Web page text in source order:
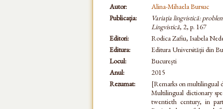
Autor:
Alina-Mihaela Bursuc
Publicația:
Variația lingvistică:
Lingvistică, 2, p. 167
Editori:
Rodica Zafiu, Isabela
Editura:
Editura Universității din
Locul:
București
Anul:
2015
Rezumat:
[Remarks on multilingual
Multilingual dictionary
twentieth century, in